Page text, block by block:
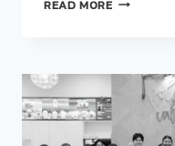
เมนู
OPEN-
FACED
SANDWICH
READ MORE
ร่วม
โรงเรียน
การเรือน